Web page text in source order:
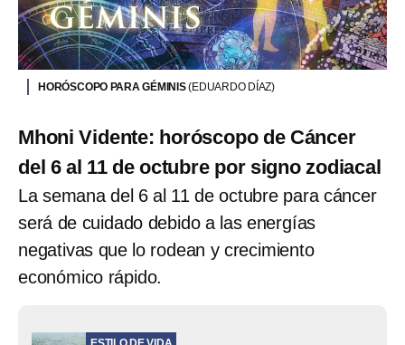
HORÓSCOPO PARA GÉMINIS(EDUARDO DÍAZ)
Mhoni Vidente: horóscopo de Cáncer
del 6 al 11 de octubre por signo zodiacal
La semana del 6 al 11 de octubre para cáncer
será de cuidado debido a las energías
negativas que lo rodean y crecimiento
económico rápido.